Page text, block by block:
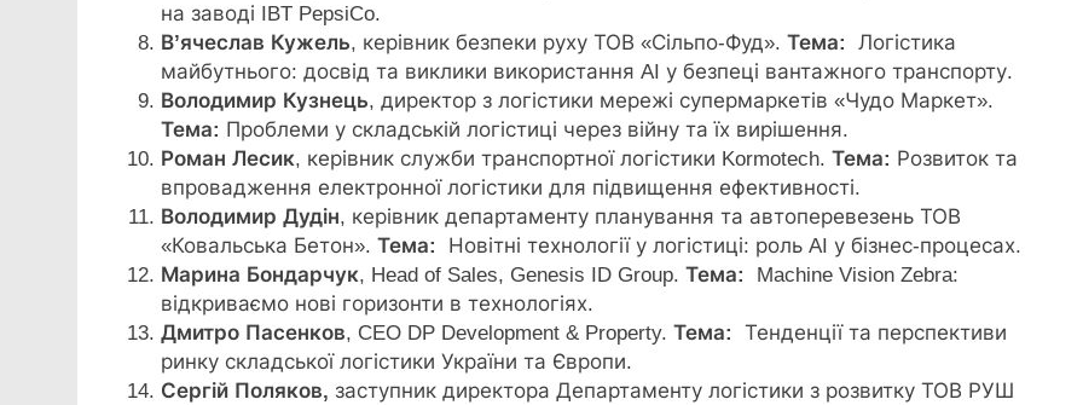
на заводі IBT PepsiCo.
В’ячеслав Кужель, керівник безпеки руху ТОВ «Сільпо-Фуд». Тема: Логістика
майбутнього: досвід та виклики використання AI у безпеці вантажного транспорту.
Володимир Кузнець, директор з логістики мережі супермаркетів «Чудо Маркет».
Тема: Проблеми у складській логістиці через війну та їх вирішення.
Роман Лесик, керівник служби транспортної логістики Kormotech. Тема: Розвиток та
впровадження електронної логістики для підвищення ефективності.
Володимир Дудін, керівник департаменту планування та автоперевезень ТОВ
«Ковальська Бетон». Тема: Новітні технології у логістиці: роль AI у бізнес-процесах.
Марина Бондарчук, Head of Sales, Genesis ID Group. Тема: Machine Vision Zebra:
відкриваємо нові горизонти в технологіях.
Дмитро Пасенков, CEO DP Development & Property. Тема: Тенденції та перспективи
ринку складської логістики України та Європи.
Сергій Поляков, заступник директора Департаменту логістики з розвитку ТОВ РУШ